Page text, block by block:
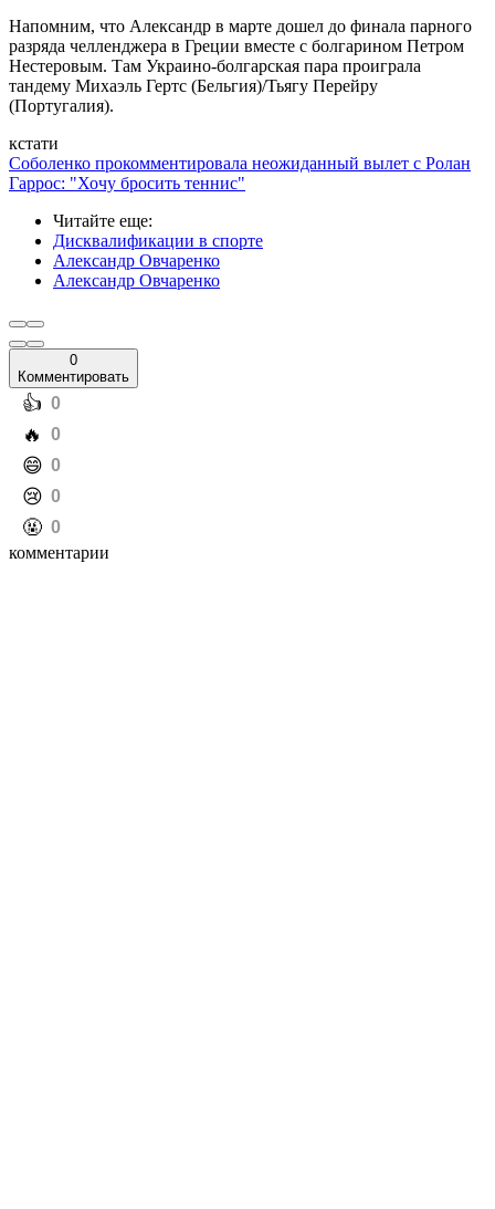
Напомним, что Александр в марте дошел до финала парного
разряда челленджера в Греции вместе с болгарином Петром
Нестеровым. Там Украино-болгарская пара проиграла
тандему Михаэль Гертс (Бельгия)/Тьягу Перейру
(Португалия).
кстати
Соболенко прокомментировала неожиданный вылет с Ролан
Гаррос: "Хочу бросить теннис"
Читайте еще:
Дисквалификации в спорте
Александр Овчаренко
Александр Овчаренко
0
Комментировать
️👍 0
️🔥 0
️😄 0
️😢 0
️🤬 0
комментарии